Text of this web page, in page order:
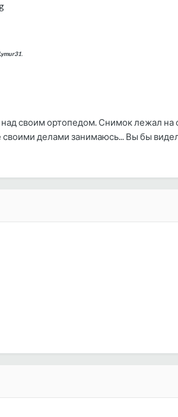
своим ортопедом. Снимок лежал на
делами занимаюсь... Вы бы